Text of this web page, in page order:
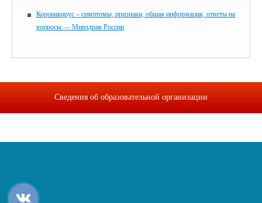
Коронавирус – симптомы, признаки, общая информация, ответы на
вопросы — Минздрав России
Сведения об образовательной организации